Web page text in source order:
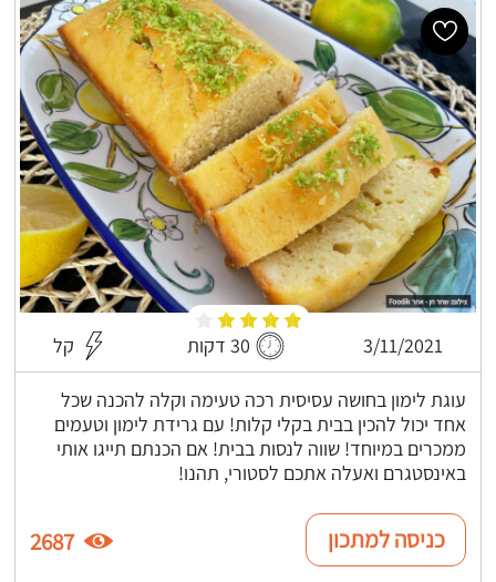
3/11/2021 30 דקות קל
עוגת לימון בחושה עסיסית רכה טעימה וקלה להכנה שכל
אחד יכול להכין בבית בקלי קלות! עם גרידת לימון וטעמים
ממכרים במיוחד! שווה לנסות בבית! אם הכנתם תייגו אותי
באינסטגרם ואעלה אתכם לסטורי, תהנו!
כניסה למתכון 2687